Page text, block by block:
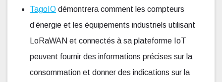
TagoIO démontrera comment les compteurs
d’énergie et les équipements industriels utilisant
LoRaWAN et connectés à sa plateforme IoT
peuvent fournir des informations précises sur la
consommation et donner des indications sur la